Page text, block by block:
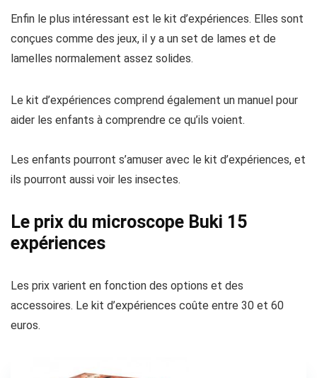
Enfin le plus intéressant est le kit d’expériences. Elles sont
conçues comme des jeux, il y a un set de lames et de
lamelles normalement assez solides.
Le kit d’expériences comprend également un manuel pour
aider les enfants à comprendre ce qu’ils voient.
Les enfants pourront s’amuser avec le kit d’expériences, et
ils pourront aussi voir les insectes.
Le prix du microscope Buki 15
expériences
Les prix varient en fonction des options et des
accessoires. Le kit d’expériences coûte entre 30 et 60
euros.